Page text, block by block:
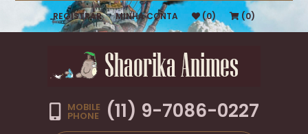
REGISTRAR MINHA CONTA (0) (0)
MOBILE
PHONE (11) 9-7086-0227